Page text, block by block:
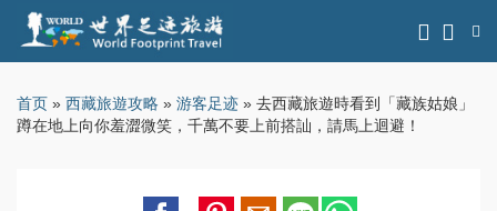
首页 » 西藏旅遊攻略 » 游客足迹 » 去西藏旅遊時看到「藏族姑娘」
蹲在地上向你羞澀微笑，千萬不要上前搭訕，請馬上迴避！